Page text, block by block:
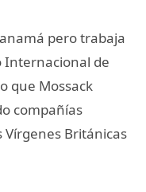
pero trabaja
Internacional de
que Mossack
compañías
Británicas